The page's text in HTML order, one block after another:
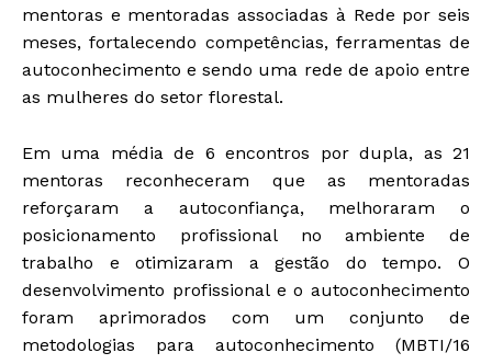
mentoras e mentoradas associadas à Rede por seis
meses, fortalecendo competências, ferramentas de
autoconhecimento e sendo uma rede de apoio entre
as mulheres do setor florestal.
Em uma média de 6 encontros por dupla, as 21
mentoras reconheceram que as mentoradas
reforçaram a autoconfiança, melhoraram o
posicionamento profissional no ambiente de
trabalho e otimizaram a gestão do tempo. O
desenvolvimento profissional e o autoconhecimento
foram aprimorados com um conjunto de
metodologias para autoconhecimento (MBTI/16